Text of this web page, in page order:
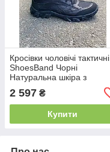
Кросівки чоловічі тактичні
ShoesBand Чорні
Натуральна шкіра з
(28-28,5 см) (S84141)
2 597 ₴
Купити